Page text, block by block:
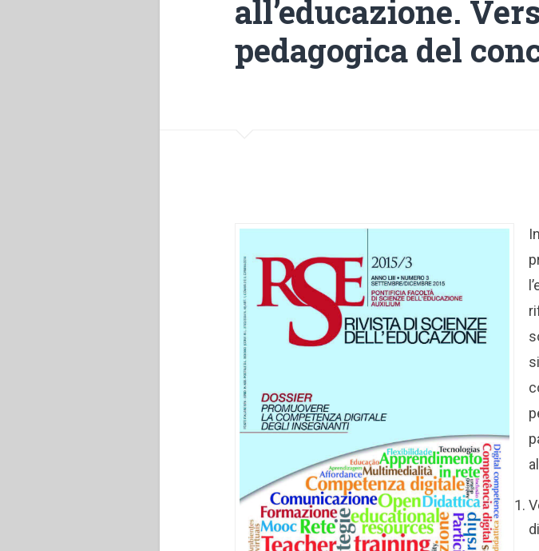
all’educazione.
pedagogica del